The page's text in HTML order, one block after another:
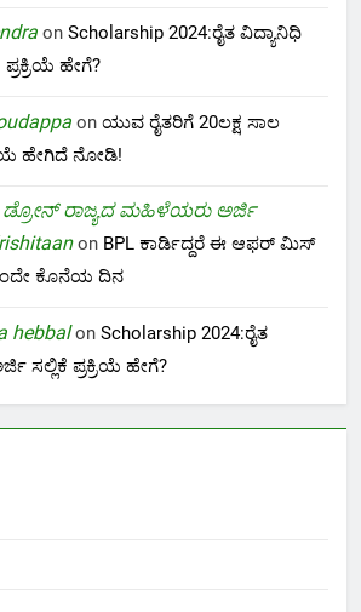
on Scholarship 2024:ರೈತ ವಿದ್ಯಾನಿಧಿ
ಹೇಗೆ?
on ಯುವ ರೈತರಿಗೆ 20ಲಕ್ಷ ಸಾಲ
ಹೇಗಿದೆ ನೋಡಿ!
ಡ್ರೋನ್ ರಾಜ್ಯದ ಮಹಿಳೆಯರು ಅರ್ಜಿ
on BPL ಕಾರ್ಡಿದ್ದರೆ ಈ ಆಫರ್ ಮಿಸ್
ಕೊನೆಯ ದಿನ
hebbalon Scholarship 2024:ರೈತ
ಸಲ್ಲಿಕೆ ಪ್ರಕ್ರಿಯೆ ಹೇಗೆ?